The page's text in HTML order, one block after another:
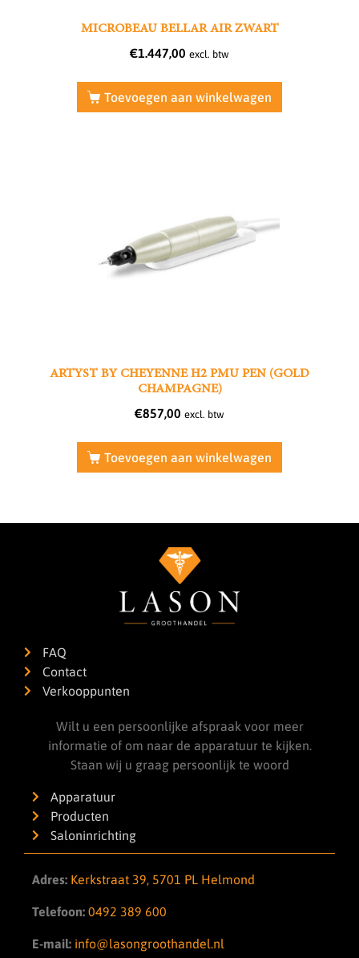
MICROBEAU BELLAR AIR ZWART
€1.447,00 excl. btw
Toevoegen aan winkelwagen
ARTYST BY CHEYENNE H2 PMU PEN (GOLD
CHAMPAGNE)
€857,00 excl. btw
Toevoegen aan winkelwagen
FAQ
Contact
Verkooppunten
Wilt u een persoonlijke afspraak voor meer
informatie of om naar de apparatuur te kijken.
Staan wij u graag persoonlijk te woord
Apparatuur
Producten
Saloninrichting
Adres: Kerkstraat 39, 5701 PL Helmond
Telefoon: 0492 389 600
E-mail: info@lasongroothandel.nl